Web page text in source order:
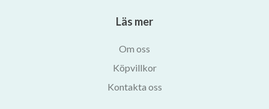
Läs mer
Om oss
Köpvillkor
Kontakta oss